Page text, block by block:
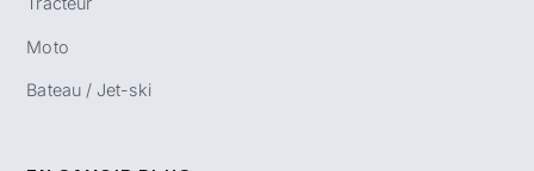
Moto
Bateau / Jet-ski